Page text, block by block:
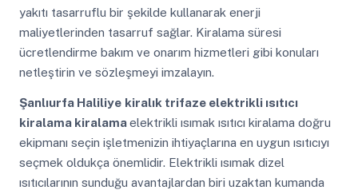
yakıtı tasarruflu bir şekilde kullanarak enerji
maliyetlerinden tasarruf sağlar. Kiralama süresi
ücretlendirme bakım ve onarım hizmetleri gibi konuları
netleştirin ve sözleşmeyi imzalayın.
Şanlıurfa Haliliye kiralık trifaze elektrikli ısıtıcı
kiralama kiralamaelektrikli ısımak ısıtıcı kiralama doğru
ekipmanı seçin işletmenizin ihtiyaçlarına en uygun ısıtıcıyı
seçmek oldukça önemlidir. Elektrikli ısımak dizel
ısıtıcılarının sunduğu avantajlardan biri uzaktan kumanda